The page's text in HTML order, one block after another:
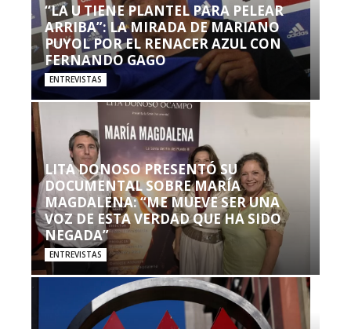
“LA U TIENE PLANTEL PARA PELEAR
ARRIBA”: LA MIRADA DE MARIANO
PUYOL POR EL RENACER AZUL CON
FERNANDO GAGO
ENTREVISTAS
LITA DONOSO PRESENTÓ SU
DOCUMENTAL SOBRE MARÍA
MAGDALENA: “ME MUEVE SER UNA
VOZ DE ESTA VERDAD QUE HA SIDO
NEGADA”
ENTREVISTAS